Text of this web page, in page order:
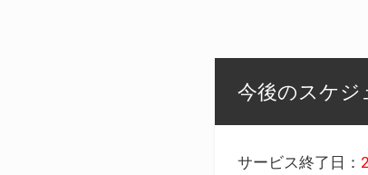
今後のスケジ
サービス終了日：